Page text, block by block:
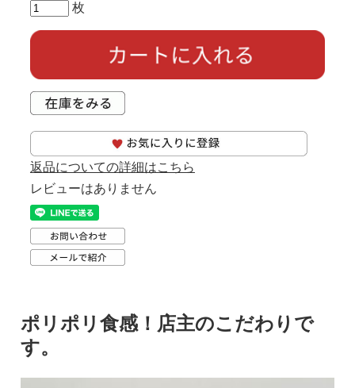
枚
返品についての詳細はこちら
レビューはありません
ポリポリ食感！店主のこだわりで
す。